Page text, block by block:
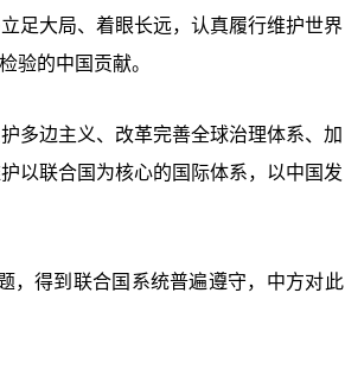
足大局、着眼长远，认真履行维护世界
验的中国贡献。
多边主义、改革完善全球治理体系、加
以联合国为核心的国际体系，以中国发
，得到联合国系统普遍遵守，中方对此